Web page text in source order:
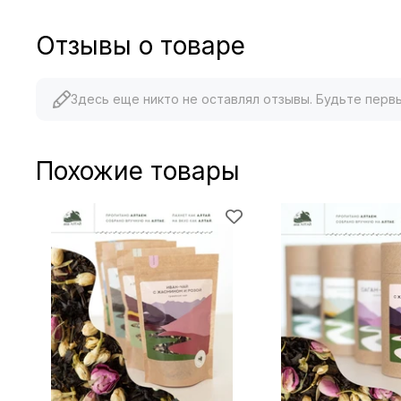
Отзывы о товаре
Здесь еще никто не оставлял отзывы. Будьте
Похожие товары